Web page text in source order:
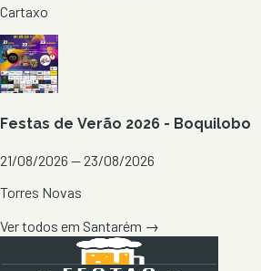
Cartaxo
Festas de Verão 2026 - Boquilobo
21/08/2026 — 23/08/2026
Torres Novas
Ver todos em Santarém →